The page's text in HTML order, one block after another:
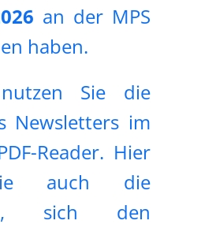
an der MPS
haben.
Sie die
Newsletters im
Reader. Hier
auch die
sich den